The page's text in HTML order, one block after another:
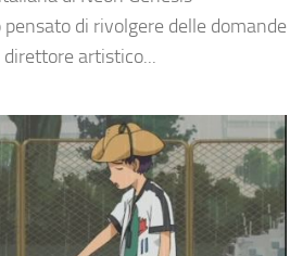
di rivolgere delle domande
direttore artistico...